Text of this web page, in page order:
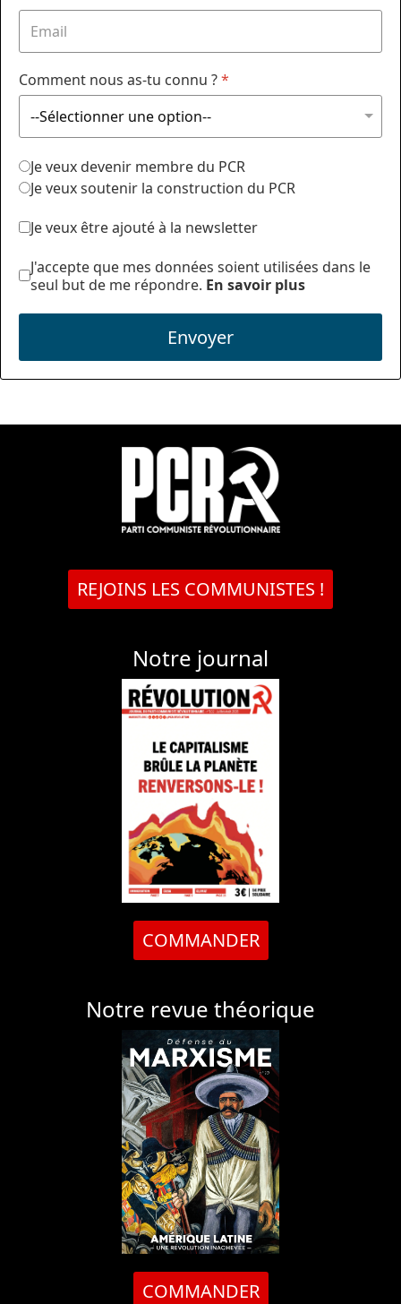
Comment nous as-tu connu ?*
Je veux devenir membre du PCR
Je veux soutenir la construction du PCR
Je veux être ajouté à la newsletter
J'accepte que mes données soient utilisées dans le
seul but de me répondre. En savoir plus
Envoyer
REJOINS LES COMMUNISTES !
Notre journal
COMMANDER
Notre revue théorique
COMMANDER